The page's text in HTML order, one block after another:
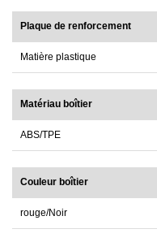
Plaque de renforcement
Matière plastique
Matériau boîtier
ABS/TPE
Couleur boîtier
rouge/Noir